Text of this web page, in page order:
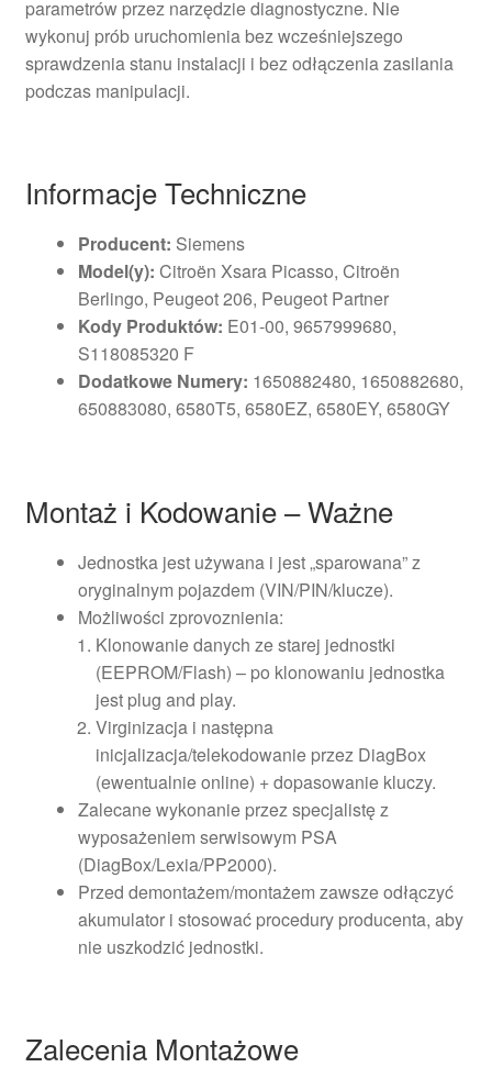
parametrów przez narzędzie diagnostyczne. Nie
wykonuj prób uruchomienia bez wcześniejszego
sprawdzenia stanu instalacji i bez odłączenia zasilania
podczas manipulacji.
Informacje Techniczne
Producent: Siemens
Model(y): Citroën Xsara Picasso, Citroën
Berlingo, Peugeot 206, Peugeot Partner
Kody Produktów: E01-00, 9657999680,
S118085320 F
Dodatkowe Numery: 1650882480, 1650882680,
650883080, 6580T5, 6580EZ, 6580EY, 6580GY
Montaż i Kodowanie – Ważne
Jednostka jest używana i jest „sparowana” z
oryginalnym pojazdem (VIN/PIN/klucze).
Możliwości zprovoznienia:
Klonowanie danych ze starej jednostki
(EEPROM/Flash) – po klonowaniu jednostka
jest plug and play.
Virginizacja i następna
inicjalizacja/telekodowanie przez DiagBox
(ewentualnie online) + dopasowanie kluczy.
Zalecane wykonanie przez specjalistę z
wyposażeniem serwisowym PSA
(DiagBox/Lexia/PP2000).
Przed demontażem/montażem zawsze odłączyć
akumulator i stosować procedury producenta, aby
nie uszkodzić jednostki.
Zalecenia Montażowe